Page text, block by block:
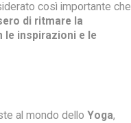
così importante che
di ritmare la
le inspirazioni e le
al mondo dello Yoga,